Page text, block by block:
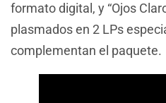
formato digital, y “Ojos
plasmados en 2 LPs
complementan el paquete.